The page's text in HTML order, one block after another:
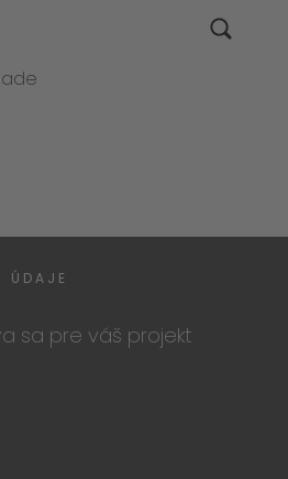
ÚDAJE
sa pre váš projekt